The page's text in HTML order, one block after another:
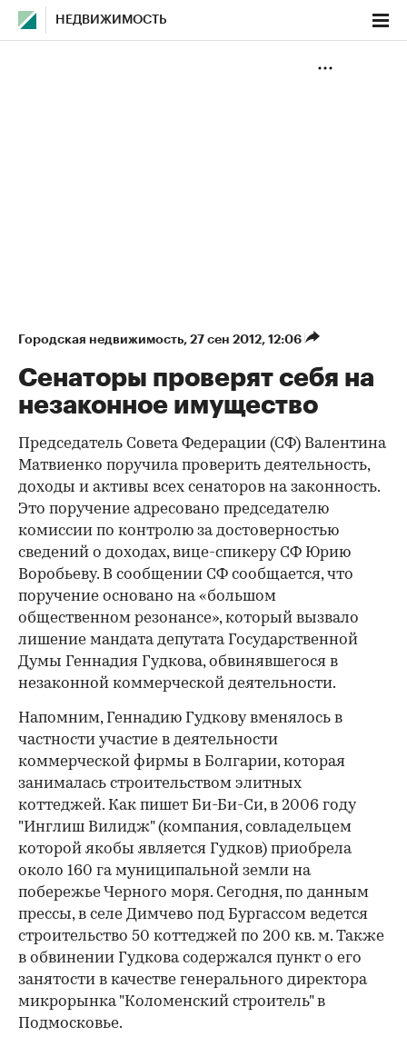
НЕДВИЖИМОСТЬ
Городская недвижимость⁠, 27 сен 2012, 12:06
Сенаторы проверят себя на
незаконное имущество
Председатель Совета Федерации (СФ) Валентина
Матвиенко поручила проверить деятельность,
доходы и активы всех сенаторов на законность.
Это поручение адресовано председателю
комиссии по контролю за достоверностью
сведений о доходах, вице-спикеру СФ Юрию
Воробьеву. В сообщении СФ сообщается, что
поручение основано на «большом
общественном резонансе», который вызвало
лишение мандата депутата Государственной
Думы Геннадия Гудкова, обвинявшегося в
незаконной коммерческой деятельности.
Напомним, Геннадию Гудкову вменялось в
частности участие в деятельности
коммерческой фирмы в Болгарии, которая
занималась строительством элитных
коттеджей. Как пишет Би-Би-Си, в 2006 году
"Инглиш Вилидж" (компания, совладельцем
которой якобы является Гудков) приобрела
около 160 га муниципальной земли на
побережье Черного моря. Сегодня, по данным
прессы, в селе Димчево под Бургассом ведется
строительство 50 коттеджей по 200 кв. м. Также
в обвинении Гудкова содержался пункт о его
занятости в качестве генерального директора
микрорынка "Коломенский строитель" в
Подмосковье.